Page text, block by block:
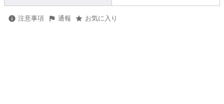
注意事項 通報 お気に入り